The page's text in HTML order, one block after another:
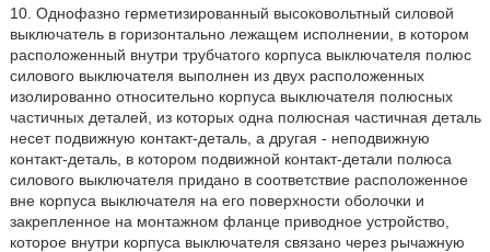
10. Однофазно герметизированный высоковольтный силовой
выключатель в горизонтально лежащем исполнении, в котором
расположенный внутри трубчатого корпуса выключателя полюс
силового выключателя выполнен из двух расположенных
изолированно относительно корпуса выключателя полюсных
частичных деталей, из которых одна полюсная частичная деталь
несет подвижную контакт-деталь, а другая - неподвижную
контакт-деталь, в котором подвижной контакт-детали полюса
силового выключателя придано в соответствие расположенное
вне корпуса выключателя на его поверхности оболочки и
закрепленное на монтажном фланце приводное устройство,
которое внутри корпуса выключателя связано через рычажную